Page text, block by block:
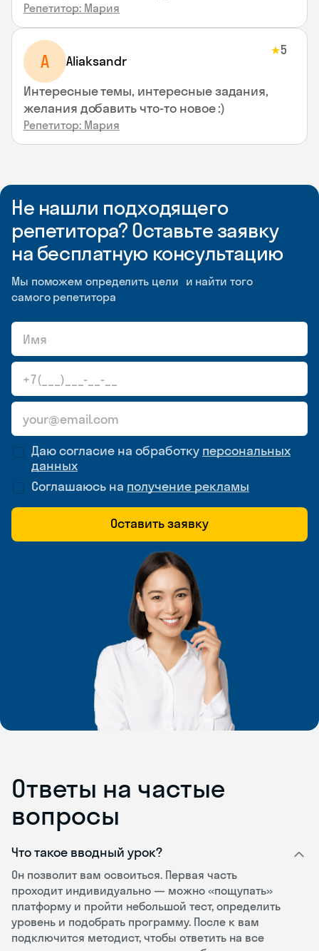
Репетитор: Мария
A Aliaksandr
★5
Интересные темы, интересные задания,
желания добавить что-то новое :)
Репетитор: Мария
Не нашли подходящего
репетитора? Оставьте заявку
на бесплатную консультацию
Мы поможем определить цели и найти того
самого репетитора
Даю согласие на обработку персональных
данных
Соглашаюсь на получение рекламы
Оставить заявку
Ответы на частые
вопросы
Что такое вводный урок?
Он позволит вам освоиться. Первая часть
проходит индивидуально — можно «пощупать»
платформу и пройти небольшой тест, определить
уровень и подобрать программу. После к вам
подключится методист, чтобы ответить на все